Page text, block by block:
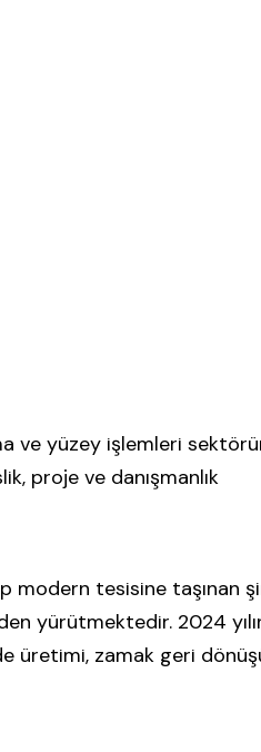
ve yüzey işlemleri
proje ve danışmanlık
modern tesisine taşınan
yürütmektedir. 2024
üretimi, zamak geri